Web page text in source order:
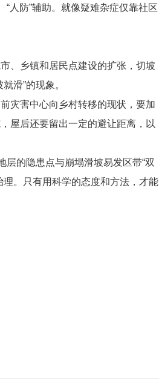
人防”辅助。就像疑难杂症仅靠社区
、乡镇和居民点建设的扩张，切坡
滑”的现象。
灾害中心向乡村转移的现状，要加
屋后还要留出一定的避让距离，以
的隐患点与崩塌滑坡易发区带“双
。只有用科学的态度和方法，才能